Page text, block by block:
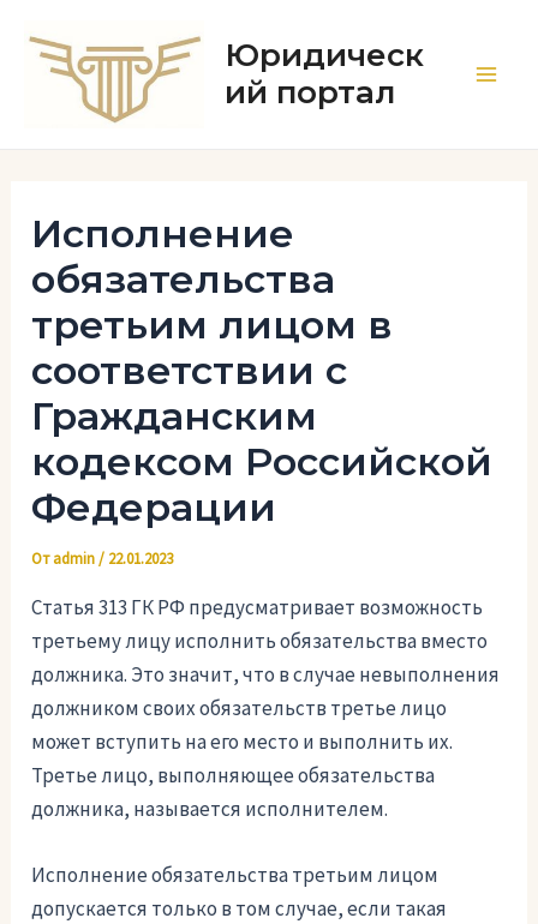
содержимому
Юридическ
ий портал
Исполнение
обязательства
третьим лицом в
соответствии с
Гражданским
кодексом Российской
Федерации
Отadmin/ 22.01.2023
Статья 313 ГК РФ предусматривает возможность
третьему лицу исполнить обязательства вместо
должника. Это значит, что в случае невыполнения
должником своих обязательств третье лицо
может вступить на его место и выполнить их.
Третье лицо, выполняющее обязательства
должника, называется исполнителем.
Исполнение обязательства третьим лицом
допускается только в том случае, если такая